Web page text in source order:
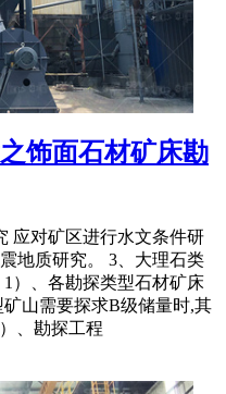
饰面石材矿床勘
应对矿区进行水文条件研
地质研究。 3、大理石类
）、各勘探类型石材矿床
山需要探求B级储量时,其
、勘探工程